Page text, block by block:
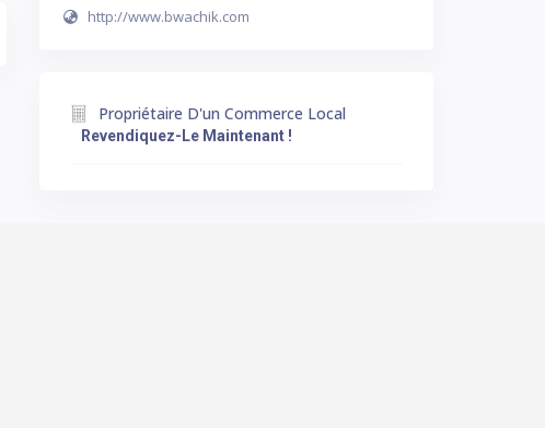
http://www.bwachik.com
Propriétaire D'un Commerce Local
Revendiquez-Le Maintenant !